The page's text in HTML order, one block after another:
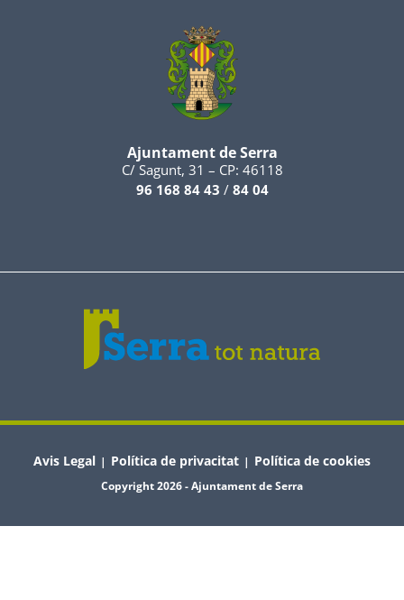
Ajuntament de Serra
C/ Sagunt, 31 – CP: 46118
96 168 84 43 / 84 04
Copyright 2026 - Ajuntament de Serra
Avis Legal | Política de privacitat | Política de cookies